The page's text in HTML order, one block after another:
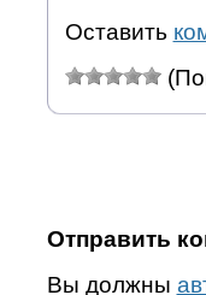
Оставить
Отправить
Вы должны